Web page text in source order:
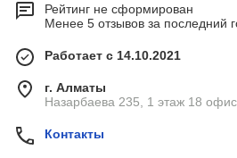
Рейтинг не сформирован
Менее 5 отзывов за последний
Работает с 14.10.2021
г. Алматы
Назарбаева 235, 1 этаж 18
Контакты